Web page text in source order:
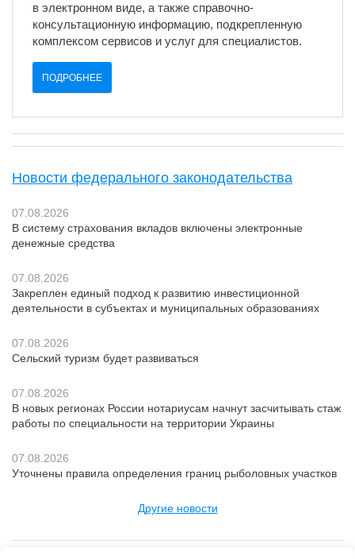
в электронном виде, а также справочно-
консультационную информацию, подкрепленную
комплексом сервисов и услуг для специалистов.
ПОДРОБНЕЕ
Новости федерального законодательства
07.08.2026
В систему страхования вкладов включены электронные
денежные средства
07.08.2026
Закреплен единый подход к развитию инвестиционной
деятельности в субъектах и муниципальных образованиях
07.08.2026
Сельский туризм будет развиваться
07.08.2026
В новых регионах России нотариусам начнут засчитывать стаж
работы по специальности на территории Украины
07.08.2026
Уточнены правила определения границ рыболовных участков
Другие новости